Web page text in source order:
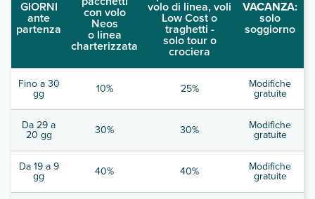
GIORNI
ante
partenza
con volo
Neos
o linea
charterizzata
volo di linea, voli
Low Cost o
traghetti -
solo tour o
crociera
VACANZA:
solo
soggiorno
Fino a 30
gg 10% 25% Modifiche
gratuite
Da 29 a
20 gg 30% 30% Modifiche
gratuite
Da 19 a 9
gg 40% 40% Modifiche
gratuite